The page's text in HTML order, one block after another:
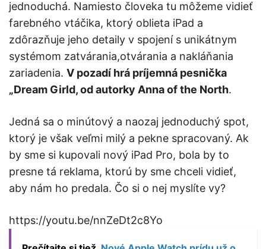
jednoduchá. Namiesto človeka tu môžeme vidieť
farebného vtáčika, ktorý oblieta iPad a
zdôrazňuje jeho detaily v spojení s unikátnym
systémom zatvárania,otvárania a nakláňania
zariadenia. V pozadí hrá príjemná pesnička
„Dream Girld, od autorky Anna of the North.
Jedná sa o minútový a naozaj jednoduchý spot,
ktorý je však veľmi milý a pekne spracovaný. Ak
by sme si kupovali nový iPad Pro, bola by to
presne tá reklama, ktorú by sme chceli vidieť,
aby nám ho predala. Čo si o nej myslíte vy?
https://youtu.be/nnZeDt2c8Yo